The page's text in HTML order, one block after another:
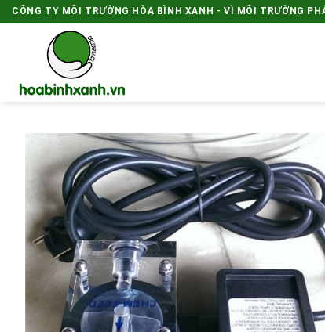
Skip
to
CÔNG TY MÔI TRƯỜNG HÒA BÌNH XANH - VÌ MÔI TRƯỜNG